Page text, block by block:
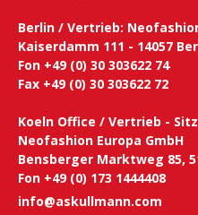
Berlin / Vertrieb:
Kaiserdamm 111 - 14057
Fon +49 (0) 30 303622 74
Fax +49 (0) 30 303622 72
Koeln Office / Vertrieb -
Neofashion Europa GmbH
Bensberger Marktweg 85,
Fon +49 (0) 173 1444408
info@askullmann.com